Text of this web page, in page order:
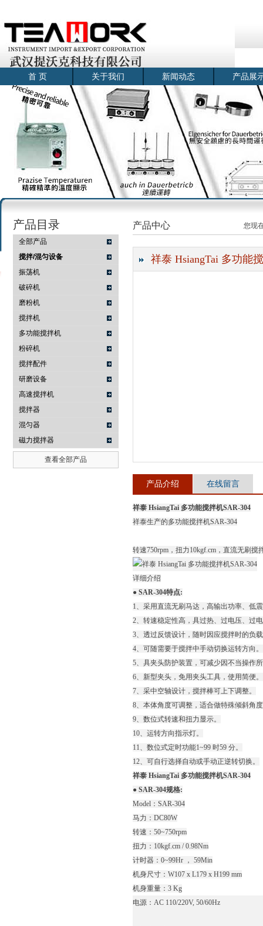
武汉提沃克科技有限公司
首 页 关于我们 新闻动态 产品展
产品目录
全部产品
搅拌/混匀设备
振荡机
破碎机
磨粉机
搅拌机
多功能搅拌机
粉碎机
搅拌配件
研磨设备
高速搅拌机
搅拌器
混匀器
磁力搅拌器
查看全部产品
产品中心 您现
祥泰 HsiangTai 多功能
产品介绍 在线留言
祥泰 HsiangTai 多功能搅拌机SAR-304
祥泰生产的多功能搅拌机SAR-304
转速750rpm，扭力10kgf.cm，直流无刷
详细介绍
● SAR-304特点:
1、采用直流无刷马达，高输出功率、低
2、转速稳定性高，具过热、过电压、过
3、透过反馈设计，随时因应搅拌时的负
4、可随需要于搅拌中手动切换运转方向。
5、具夹头防护装置，可减少因不当操作
6、新型夹头，免用夹头工具，使用简便。
7、采中空轴设计，搅拌棒可上下调整。
8、本体角度可调整，适合做特殊倾斜角
9、数位式转速和扭力显示。
10、运转方向指示灯。
11、数位式定时功能1~99 时59 分。
12、可自行选择自动或手动正逆转切换。
祥泰 HsiangTai 多功能搅拌机SAR-304
● SAR-304规格:
Model：SAR-304
马力：DC80W
转速：50~750rpm
扭力：10kgf.cm / 0.98Nm
计时器：0~99Hr ， 59Min
机身尺寸：W107 x L179 x H199 mm
机身重量：3 Kg
电源：AC 110/220V, 50/60Hz